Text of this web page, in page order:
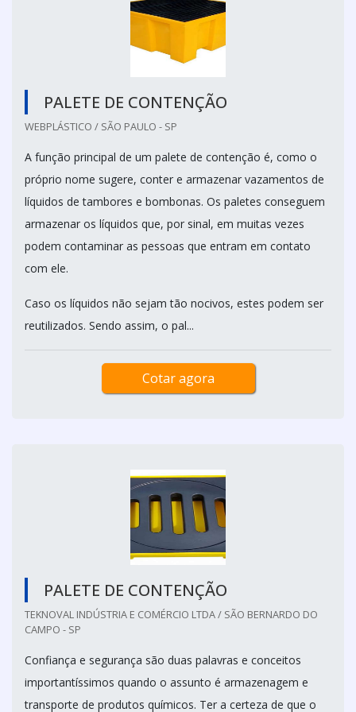
PALETE DE CONTENÇÃO
WEBPLÁSTICO / SÃO PAULO - SP
A função principal de um palete de contenção é, como o
próprio nome sugere, conter e armazenar vazamentos de
líquidos de tambores e bombonas. Os paletes conseguem
armazenar os líquidos que, por sinal, em muitas vezes
podem contaminar as pessoas que entram em contato
com ele.
Caso os líquidos não sejam tão nocivos, estes podem ser
reutilizados. Sendo assim, o pal...
Cotar agora
PALETE DE CONTENÇÃO
TEKNOVAL INDÚSTRIA E COMÉRCIO LTDA / SÃO BERNARDO DO
CAMPO - SP
Confiança e segurança são duas palavras e conceitos
importantíssimos quando o assunto é armazenagem e
transporte de produtos químicos. Ter a certeza de que o